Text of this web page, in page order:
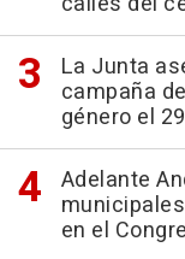
La Junta
campaña
género el
Adelante
en el